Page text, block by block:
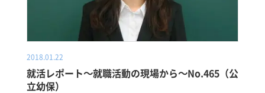
2018.01.22
就活レポート～就職活動の現場から～No.465（公
立幼保）